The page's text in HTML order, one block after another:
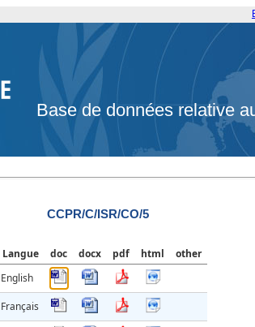
Base de données relative
CCPR/C/ISR/CO/5
Langue doc docx pdf html
other
English
Français